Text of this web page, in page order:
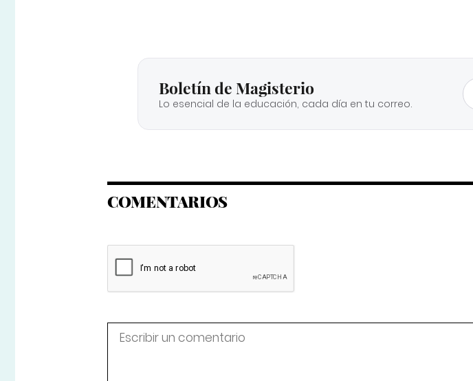
Boletín de Magisterio
Lo esencial de la educación, cada día en tu correo.
COMENTARIOS